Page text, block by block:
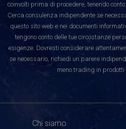
coinvolti prima di procedere, tenendo
Cerca consulenza indipendente se
questo sito web e nei documenti
tengono conto delle tue circostanze
esigenze. Dovresti considerare
se necessario, richiedi un parere
meno trading in prodotti
Chi siamo